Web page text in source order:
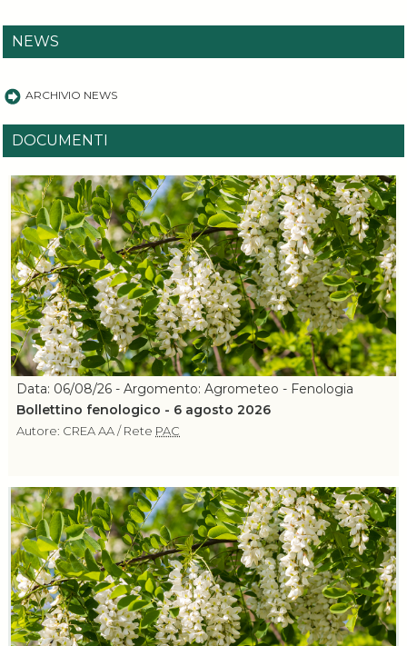
NEWS
ARCHIVIO NEWS
DOCUMENTI
Data: 06/08/26 - Argomento: Agrometeo - Fenologia
Bollettino fenologico - 6 agosto 2026
Autore: CREA AA / Rete PAC